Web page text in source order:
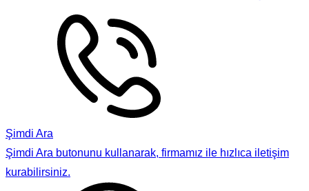
Şimdi Ara
Şimdi Ara butonunu kullanarak, firmamız ile hızlıca iletişim
kurabilirsiniz.